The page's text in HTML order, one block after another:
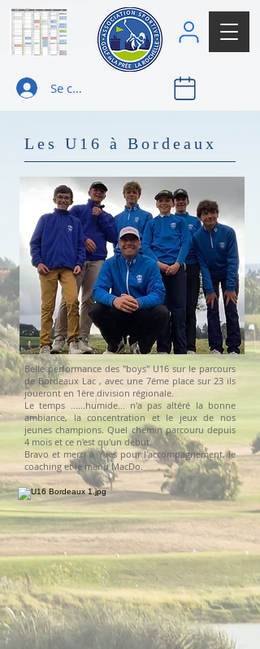
Se connecter
Les U16 à Bordeaux
Belle performance des "boys" U16 sur le parcours
de Bordeaux Lac , avec une 7éme place sur 23 ils
joueront en 1ère division régionale.
Le temps ......humide... n'a pas altéré la bonne
ambiance, la concentration et le jeux de nos
jeunes champions. Quel chemin parcouru depuis
4 mois et ce n'est qu'un début.
Bravo et merci à Yves pour l'accompagnement, le
coaching et le menu MacDo.